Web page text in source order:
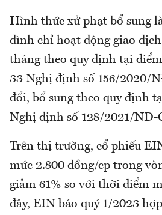
Hình thức xử phạt bổ sung
đình chỉ hoạt động giao
tháng theo quy định tại
33 Nghị định số 156/2020/
đổi, bổ sung theo quy định
Nghị định số 128/2021/NĐ-
Trên thị trường, cổ phiếu
mức 2.800 đồng/cp trong
giảm 61% so với thời điểm
đây, EIN báo quý 1/2023